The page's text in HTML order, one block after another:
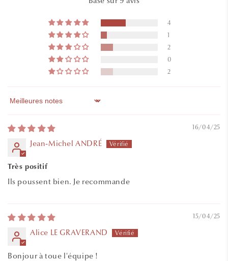
4
1
2
0
2
Sort by
16/04/25
Jean-Michel ANDRÉ
Très positif
Ils poussent bien. Je recommande
15/04/25
Alice LE GRAVERAND
Bonjour à toue l'équipe !